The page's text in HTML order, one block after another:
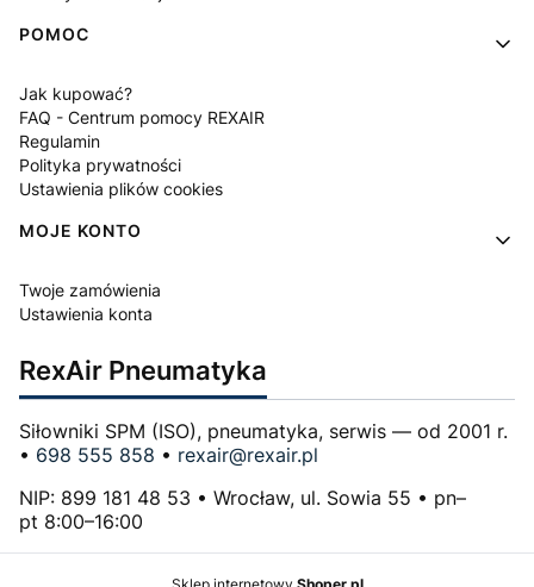
POMOC
Jak kupować?
FAQ - Centrum pomocy REXAIR
Regulamin
Polityka prywatności
Ustawienia plików cookies
MOJE KONTO
Twoje zamówienia
Ustawienia konta
RexAir Pneumatyka
Siłowniki SPM (ISO), pneumatyka, serwis — od 2001 r.
• 698 555 858 • rexair@rexair.pl
NIP: 899 181 48 53 • Wrocław, ul. Sowia 55 • pn–
pt 8:00–16:00